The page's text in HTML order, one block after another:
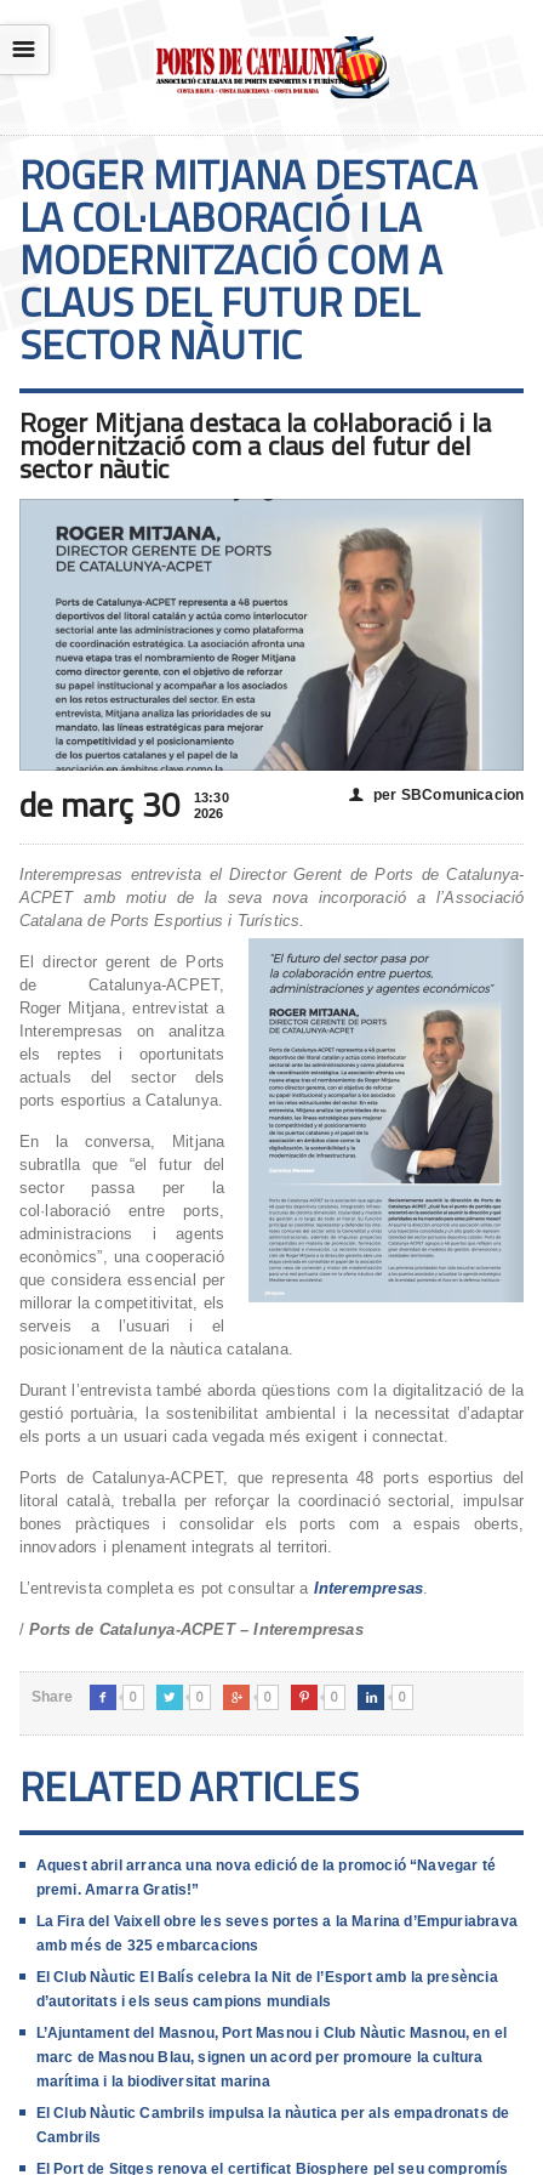
☰
ROGER MITJANA DESTACA
LA COL·LABORACIÓ I LA
MODERNITZACIÓ COM A
CLAUS DEL FUTUR DEL
SECTOR NÀUTIC
Roger Mitjana destaca la col·laboració i la
modernització com a claus del futur del
sector nàutic
de març 30
13:30
2026
👤 per SBComunicacion
Interempresas entrevista el Director Gerent de Ports de Catalunya-
ACPET amb motiu de la seva nova incorporació a l’Associació
Catalana de Ports Esportius i Turístics.
El director gerent de Ports
de Catalunya-ACPET,
Roger Mitjana, entrevistat a
Interempresas on analitza
els reptes i oportunitats
actuals del sector dels
ports esportius a Catalunya.
En la conversa, Mitjana
subratlla que “el futur del
sector passa per la
col·laboració entre ports,
administracions i agents
econòmics”, una cooperació
que considera essencial per
millorar la competitivitat, els
serveis a l’usuari i el
posicionament de la nàutica catalana.
Durant l’entrevista també aborda qüestions com la digitalització de la
gestió portuària, la sostenibilitat ambiental i la necessitat d’adaptar
els ports a un usuari cada vegada més exigent i connectat.
Ports de Catalunya-ACPET, que representa 48 ports esportius del
litoral català, treballa per reforçar la coordinació sectorial, impulsar
bones pràctiques i consolidar els ports com a espais oberts,
innovadors i plenament integrats al territori.
L’entrevista completa es pot consultar a Interempresas.
/Ports de Catalunya-ACPET – Interempresas
Share  0  0  0  0  0
RELATED ARTICLES
Aquest abril arranca una nova edició de la promoció “Navegar té
premi. Amarra Gratis!”
La Fira del Vaixell obre les seves portes a la Marina d’Empuriabrava
amb més de 325 embarcacions
El Club Nàutic El Balís celebra la Nit de l’Esport amb la presència
d’autoritats i els seus campions mundials
L’Ajuntament del Masnou, Port Masnou i Club Nàutic Masnou, en el
marc de Masnou Blau, signen un acord per promoure la cultura
marítima i la biodiversitat marina
El Club Nàutic Cambrils impulsa la nàutica per als empadronats de
Cambrils
El Port de Sitges renova el certificat Biosphere pel seu compromís